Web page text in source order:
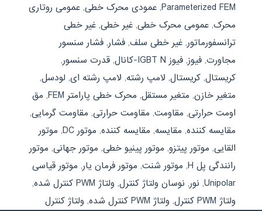
Parameterized FEM
, عمودی محرک خطی, عمومی روتاری
محرک, عمومی محرک خطی, غیر خطی, غیر خطی
ترانسفورماتور, غیر خطی سلف, فشار, فشار سنسور
مجاورت, فیوز, فیوز IGBT N-کانال , قدرت سنسور,
كريستال, کریستال, لامپ رشته, لامپ رشته ای, لودسل,
متغیر خازن, متغیر مستقل, محرک خطی پارامتر FEM , مق
اومت حرارتی, مقاومت, مقاومت حرارتی, مقاومت گرمایی,
مقايسه كننده, مقایسه, مقایسه کننده, موتور DC , موتور
القایی, موتور پیتزو, موتور پینیو خطی, موتور جهانی, موتور
رانندگی پل H
, موتور شنت, موتور فرمان یار, موتور قیاسی
Unipolar
, نور, نوسان ولتاژ کنترل, ولتاژ PWM كنترل شده
,
ولتاژ PWM کنترل
, ولتاژ PWM کنترل شده , ولتاژ کنترل